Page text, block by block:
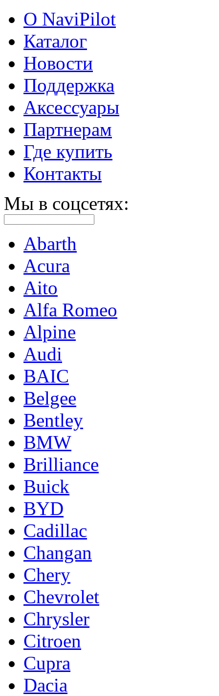
О NaviPilot
Каталог
Новости
Поддержка
Аксессуары
Партнерам
Где купить
Контакты
Мы в соцсетях:
Abarth
Acura
Aito
Alfa Romeo
Alpine
Audi
BAIC
Belgee
Bentley
BMW
Brilliance
Buick
BYD
Cadillac
Changan
Chery
Chevrolet
Chrysler
Citroen
Cupra
Dacia